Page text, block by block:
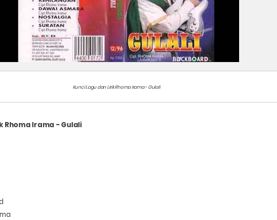
Kunci Lagu dan Lirik Rhoma Irama - Gulali
Rhoma Irama - Gulali